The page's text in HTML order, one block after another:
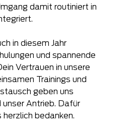
damit routiniert in
in diesem Jahr
und spannende
Vertrauen in unsere
Trainings und
geben uns
unser Antrieb. Dafür
bedanken.